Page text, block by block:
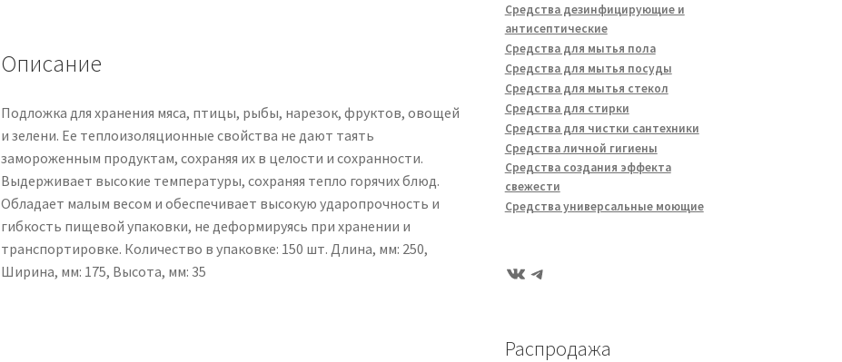
(вспененный
Описание
Подложка для хранения мяса, птицы, рыбы, нарезок, фруктов, овощей
и зелени. Ее теплоизоляционные свойства не дают таять
замороженным продуктам, сохраняя их в целости и сохранности.
Выдерживает высокие температуры, сохраняя тепло горячих блюд.
Обладает малым весом и обеспечивает высокую ударопрочность и
гибкость пищевой упаковки, не деформируясь при хранении и
транспортировке. Количество в упаковке: 150 шт. Длина, мм: 250,
Ширина, мм: 175, Высота, мм: 35
Средства дезинфицирующие и
антисептические
Средства для мытья пола
Средства для мытья посуды
Средства для мытья стекол
Средства для стирки
Средства для чистки сантехники
Средства личной гигиены
Средства создания эффекта
свежести
Средства универсальные моющие
ВКонтакте
Telegram
Распродажа